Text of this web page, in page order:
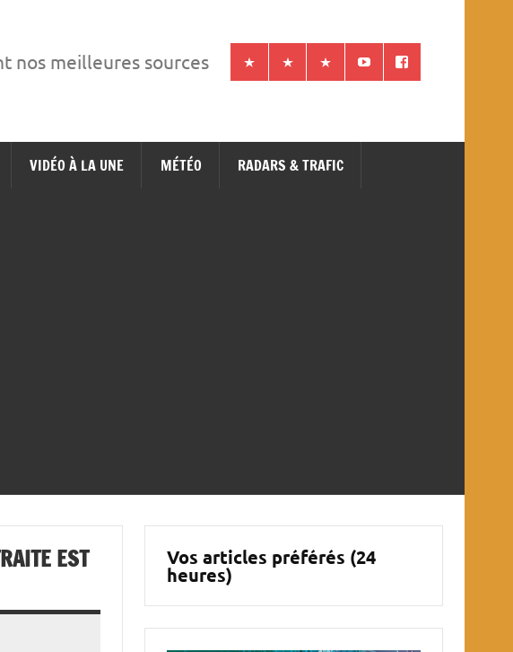
nos meilleures sources
VIDÉO À LA UNE MÉTÉO RADARS & TRAFIC
EST
Vos articles préférés (24
heures)